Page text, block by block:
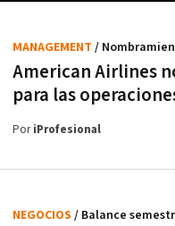
American Airlines
para las
MANAGEMENT /
PoriProfesional
NEGOCIOS / Balance